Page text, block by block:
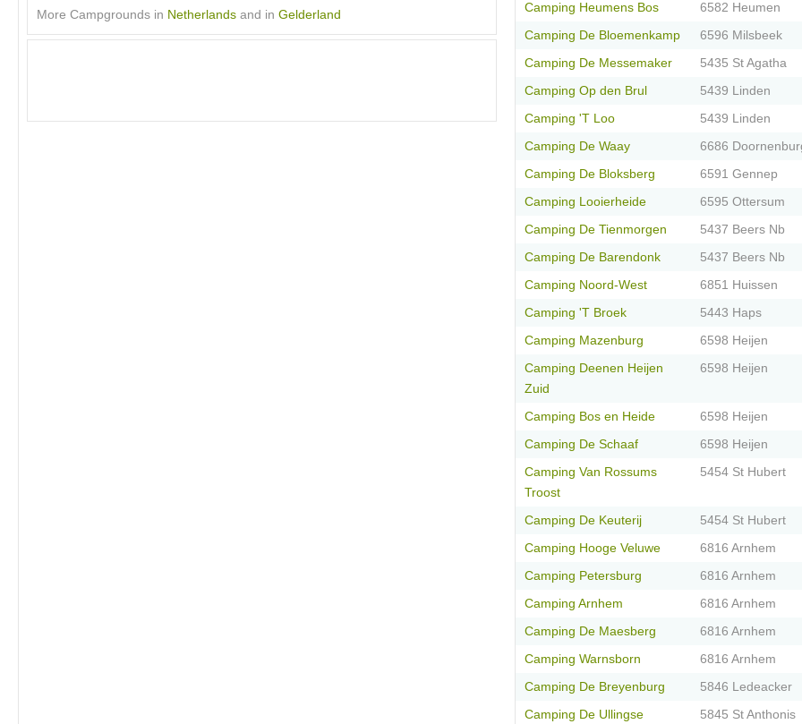
More Campgrounds in Netherlands and in Gelderland
Camping Heumens Bos 6582 Heumen
Camping De Bloemenkamp 6596 Milsbeek
Camping De Messemaker 5435 St Agatha
Camping Op den Brul 5439 Linden
Camping 'T Loo 5439 Linden
Camping De Waay 6686
Camping De Bloksberg 6591 Gennep
Camping Looierheide 6595 Ottersum
Camping De Tienmorgen 5437 Beers Nb
Camping De Barendonk 5437 Beers Nb
Camping Noord-West 6851 Huissen
Camping 'T Broek 5443 Haps
Camping Mazenburg 6598 Heijen
Camping Deenen Heijen
Zuid
6598 Heijen
Camping Bos en Heide 6598 Heijen
Camping De Schaaf 6598 Heijen
Camping Van Rossums
Troost
5454 St Hubert
Camping De Keuterij 5454 St Hubert
Camping Hooge Veluwe 6816 Arnhem
Camping Petersburg 6816 Arnhem
Camping Arnhem 6816 Arnhem
Camping De Maesberg 6816 Arnhem
Camping Warnsborn 6816 Arnhem
Camping De Breyenburg 5846 Ledeacker
Camping De Ullingse
5845 St Anthonis